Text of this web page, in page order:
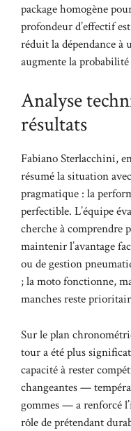
package homogène
profondeur d’effectif
réduit la dépendance à
augmente la probabilité
Analyse
résultats
Fabiano Sterlacchini,
résumé la situation
pragmatique : la
perfectible. L’équipe
cherche à comprendre
maintenir l’avantage
ou de gestion
; la moto fonctionne,
manches reste
Sur le plan
tour a été plus
capacité à rester
changeantes —
gommes — a renforcé
rôle de prétendant